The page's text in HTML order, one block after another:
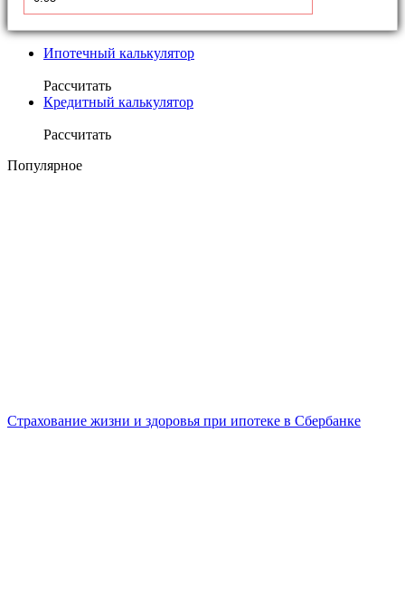
Ипотечный калькулятор
Рассчитать
Кредитный калькулятор
Рассчитать
Популярное
Страхование жизни и здоровья при ипотеке в Сбербанке